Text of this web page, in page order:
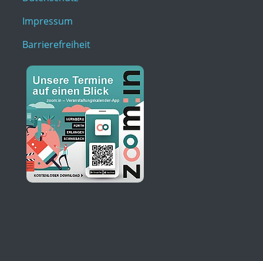
Impressum
Barrierefreiheit